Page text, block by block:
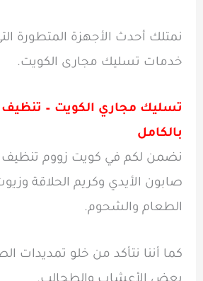
نمتلك أحدث الأجهزة المتطورة
خدمات تسليك مجارى الكويت.
تسليك مجاري الكويت – تنظيف
بالكامل
نضمن لكم في كويت زووم تنظيف
صابون الأيدي وكريم الحلاقة
الطعام والشحوم.
كما أننا نتأكد من خلو تمديدات